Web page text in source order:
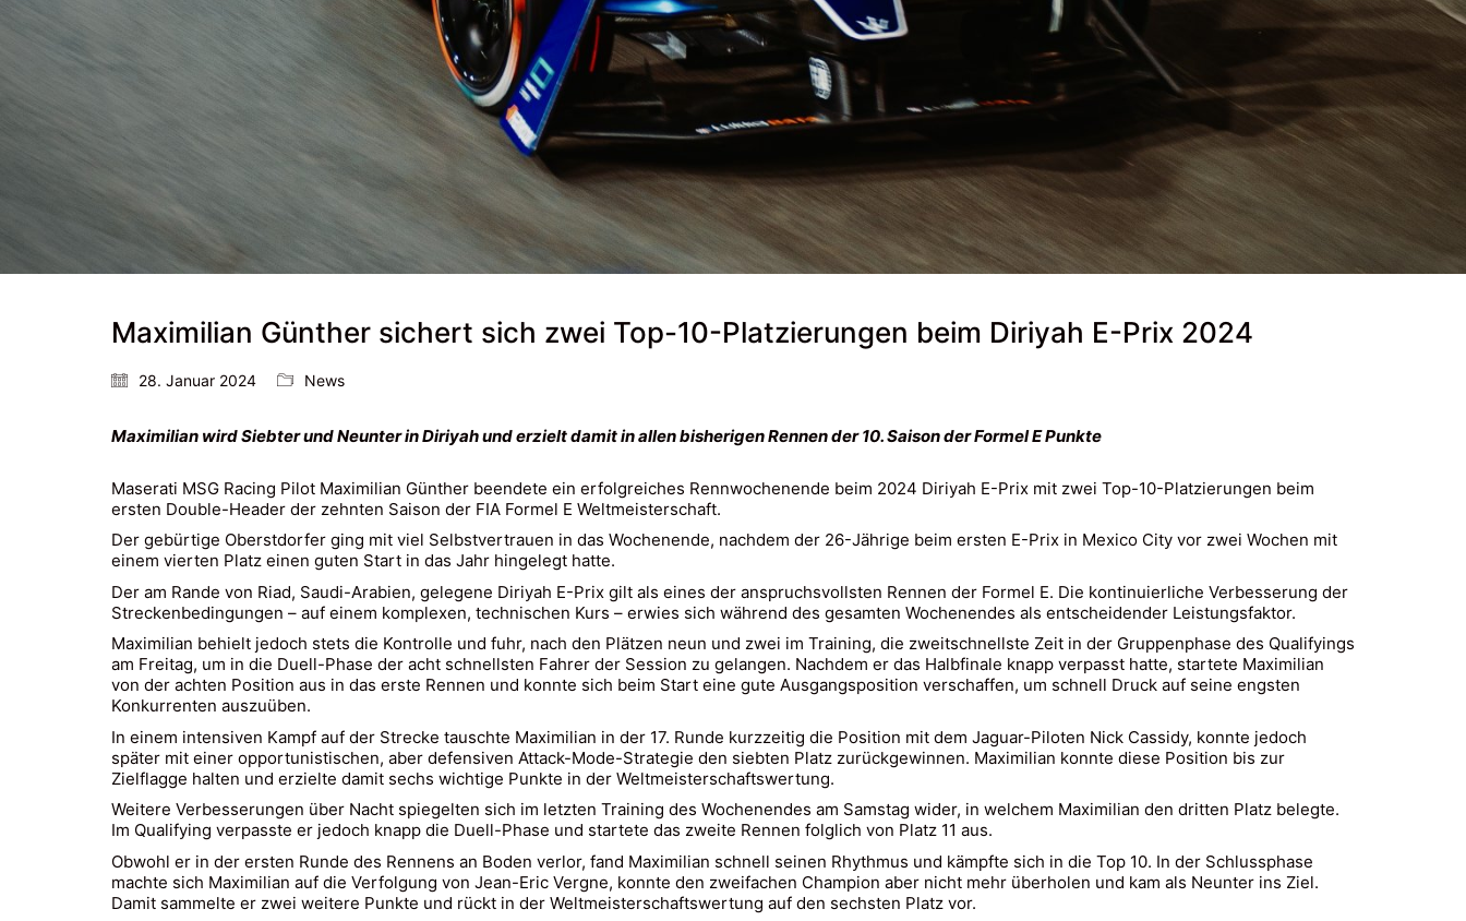
Maximilian Günther sichert sich zwei Top-10-Platzierungen beim Diriyah E-Prix 2024
28. Januar 2024 News
Maximilian wird Siebter und Neunter in Diriyah und erzielt damit in allen bisherigen Rennen der 10. Saison der Formel E Punkte
Maserati MSG Racing Pilot Maximilian Günther beendete ein erfolgreiches Rennwochenende beim 2024 Diriyah E-Prix mit zwei Top-10-Platzierungen beim
ersten Double-Header der zehnten Saison der FIA Formel E Weltmeisterschaft.
Der gebürtige Oberstdorfer ging mit viel Selbstvertrauen in das Wochenende, nachdem der 26-Jährige beim ersten E-Prix in Mexico City vor zwei Wochen mit
einem vierten Platz einen guten Start in das Jahr hingelegt hatte.
Der am Rande von Riad, Saudi-Arabien, gelegene Diriyah E-Prix gilt als eines der anspruchsvollsten Rennen der Formel E. Die kontinuierliche Verbesserung der
Streckenbedingungen – auf einem komplexen, technischen Kurs – erwies sich während des gesamten Wochenendes als entscheidender Leistungsfaktor.
Maximilian behielt jedoch stets die Kontrolle und fuhr, nach den Plätzen neun und zwei im Training, die zweitschnellste Zeit in der Gruppenphase des Qualifyings
am Freitag, um in die Duell-Phase der acht schnellsten Fahrer der Session zu gelangen. Nachdem er das Halbfinale knapp verpasst hatte, startete Maximilian
von der achten Position aus in das erste Rennen und konnte sich beim Start eine gute Ausgangsposition verschaffen, um schnell Druck auf seine engsten
Konkurrenten auszuüben.
In einem intensiven Kampf auf der Strecke tauschte Maximilian in der 17. Runde kurzzeitig die Position mit dem Jaguar-Piloten Nick Cassidy, konnte jedoch
später mit einer opportunistischen, aber defensiven Attack-Mode-Strategie den siebten Platz zurückgewinnen. Maximilian konnte diese Position bis zur
Zielflagge halten und erzielte damit sechs wichtige Punkte in der Weltmeisterschaftswertung.
Weitere Verbesserungen über Nacht spiegelten sich im letzten Training des Wochenendes am Samstag wider, in welchem Maximilian den dritten Platz belegte.
Im Qualifying verpasste er jedoch knapp die Duell-Phase und startete das zweite Rennen folglich von Platz 11 aus.
Obwohl er in der ersten Runde des Rennens an Boden verlor, fand Maximilian schnell seinen Rhythmus und kämpfte sich in die Top 10. In der Schlussphase
machte sich Maximilian auf die Verfolgung von Jean-Eric Vergne, konnte den zweifachen Champion aber nicht mehr überholen und kam als Neunter ins Ziel.
Damit sammelte er zwei weitere Punkte und rückt in der Weltmeisterschaftswertung auf den sechsten Platz vor.